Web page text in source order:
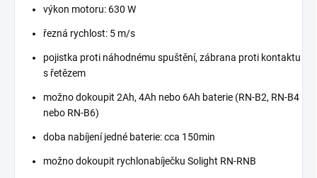
výkon motoru: 630 W
řezná rychlost: 5 m/s
pojistka proti náhodnému spuštění, zábrana proti kontaktu
s řetězem
možno dokoupit 2Ah, 4Ah nebo 6Ah baterie (RN-B2, RN-B4
nebo RN-B6)
doba nabíjení jedné baterie: cca 150min
možno dokoupit rychlonabíječku Solight RN-RNB